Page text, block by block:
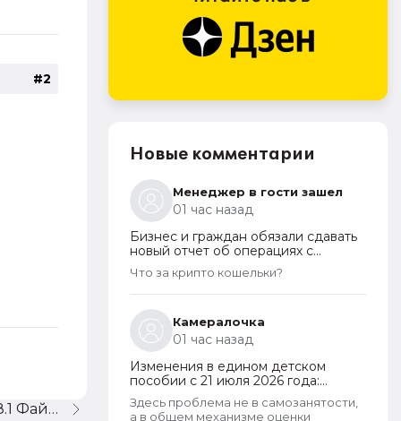
#2
БухгалтерияПредприятия 8.1 Файловая
Новые комментарии
Менеджер в гости зашел
01 час назад
Бизнес и граждан обязали сдавать
новый отчет об операциях с
криптовалютами на иностранных
платформах
Что за крипто кошельки?
Камералочка
01 час назад
Изменения в едином детском
пособии с 21 июля 2026 года:
пересмотр правила нулевого
дохода и новый порядок
Здесь проблема не в самозанятости,
а в общем механизме оценки